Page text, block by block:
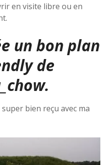
en visite libre ou en
un bon plan
de
.
bien reçu avec ma